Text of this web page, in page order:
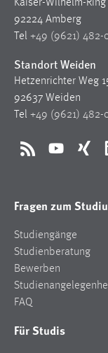
Kaiser-Wilhelm-Ring
92224 Amberg
Tel +49 (9621) 482-
Standort Weiden
Hetzenrichter Weg
92637 Weiden
Tel +49 (9621) 482-
RSS YouTubeXing
Fragen zum
Studiengänge
Studienberatung
Bewerben
FAQ
Für Studis
Zweck:
Dieser Cookie
Cookie
24 Stunden
STATISTIK
unsere
Matomo
Name:
_pk_ref,